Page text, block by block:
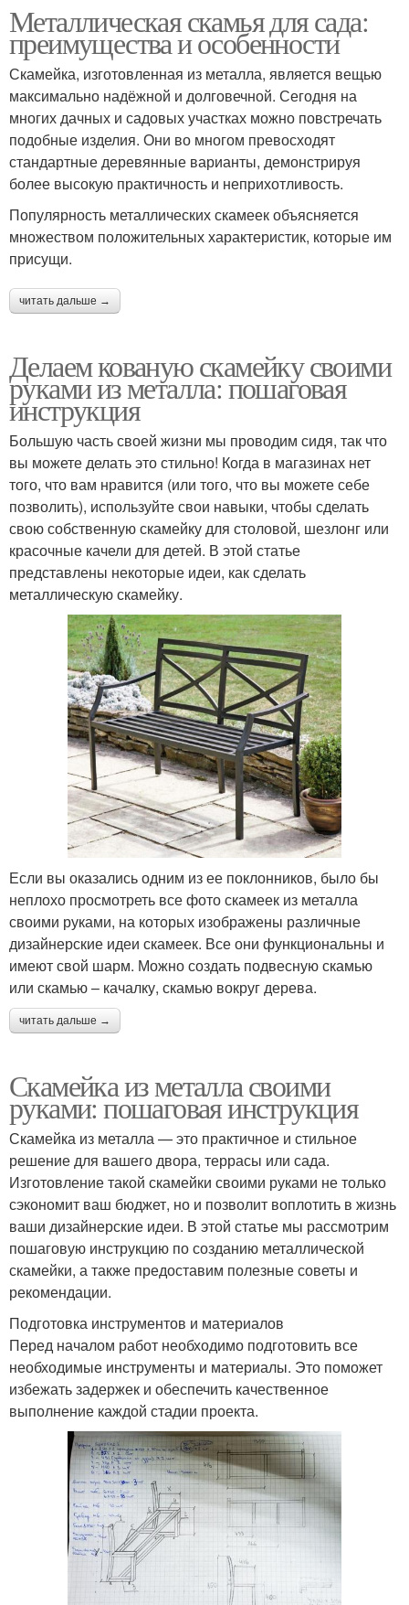
Металлическая скамья для сада:
преимущества и особенности
Скамейка, изготовленная из металла, является вещью
максимально надёжной и долговечной. Сегодня на
многих дачных и садовых участках можно повстречать
подобные изделия. Они во многом превосходят
стандартные деревянные варианты, демонстрируя
более высокую практичность и неприхотливость.
Популярность металлических скамеек объясняется
множеством положительных характеристик, которые им
присущи.
читать дальше →
Делаем кованую скамейку своими
руками из металла: пошаговая
инструкция
Большую часть своей жизни мы проводим сидя, так что
вы можете делать это стильно! Когда в магазинах нет
того, что вам нравится (или того, что вы можете себе
позволить), используйте свои навыки, чтобы сделать
свою собственную скамейку для столовой, шезлонг или
красочные качели для детей. В этой статье
представлены некоторые идеи, как сделать
металлическую скамейку.
Если вы оказались одним из ее поклонников, было бы
неплохо просмотреть все фото скамеек из металла
своими руками, на которых изображены различные
дизайнерские идеи скамеек. Все они функциональны и
имеют свой шарм. Можно создать подвесную скамью
или скамью – качалку, скамью вокруг дерева.
читать дальше →
Скамейка из металла своими
руками: пошаговая инструкция
Скамейка из металла — это практичное и стильное
решение для вашего двора, террасы или сада.
Изготовление такой скамейки своими руками не только
сэкономит ваш бюджет, но и позволит воплотить в жизнь
ваши дизайнерские идеи. В этой статье мы рассмотрим
пошаговую инструкцию по созданию металлической
скамейки, а также предоставим полезные советы и
рекомендации.
Подготовка инструментов и материалов
Перед началом работ необходимо подготовить все
необходимые инструменты и материалы. Это поможет
избежать задержек и обеспечить качественное
выполнение каждой стадии проекта.